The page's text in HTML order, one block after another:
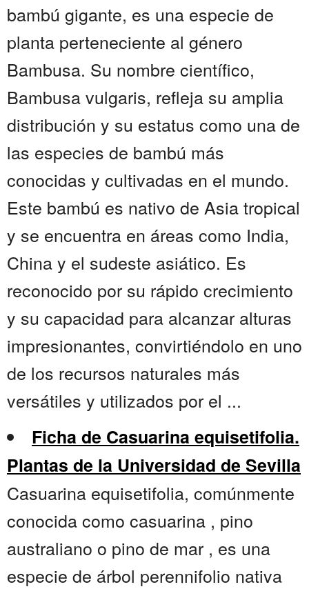
bambú gigante, es una especie de
planta perteneciente al género
Bambusa. Su nombre científico,
Bambusa vulgaris, refleja su amplia
distribución y su estatus como una de
las especies de bambú más
conocidas y cultivadas en el mundo.
Este bambú es nativo de Asia tropical
y se encuentra en áreas como India,
China y el sudeste asiático. Es
reconocido por su rápido crecimiento
y su capacidad para alcanzar alturas
impresionantes, convirtiéndolo en uno
de los recursos naturales más
versátiles y utilizados por el ...
Ficha de Casuarina equisetifolia.
Plantas de la Universidad de Sevilla
Casuarina equisetifolia, comúnmente
conocida como casuarina , pino
australiano o pino de mar , es una
especie de árbol perennifolio nativa